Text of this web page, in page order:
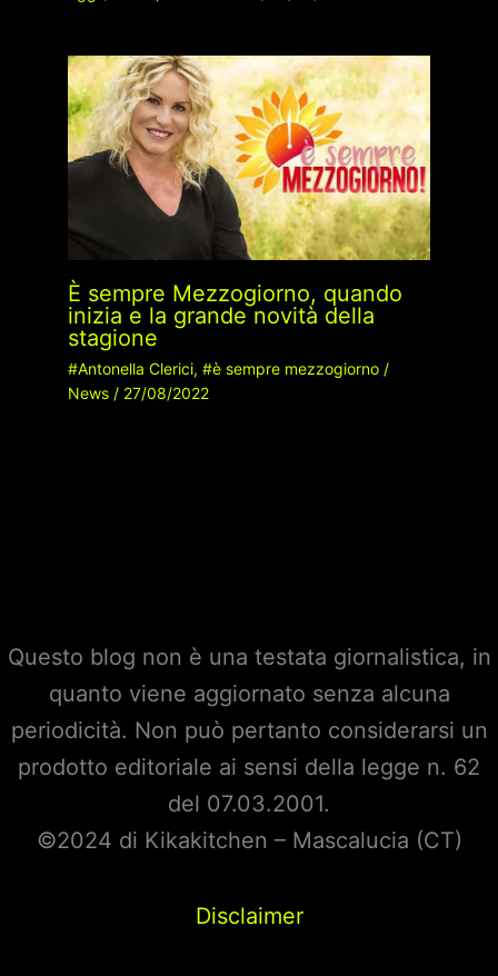
È sempre Mezzogiorno, quando
inizia e la grande novità della
stagione
#Antonella Clerici, #è sempre mezzogiorno/
News/ 27/08/2022
Questo blog non è una testata giornalistica, in
quanto viene aggiornato senza alcuna
periodicità. Non può pertanto considerarsi un
prodotto editoriale ai sensi della legge n. 62
del 07.03.2001.
©2024 di Kikakitchen – Mascalucia (CT)
Disclaimer